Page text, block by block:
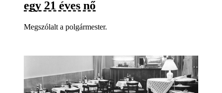
egy 21 éves nő
Megszólalt a polgármester.